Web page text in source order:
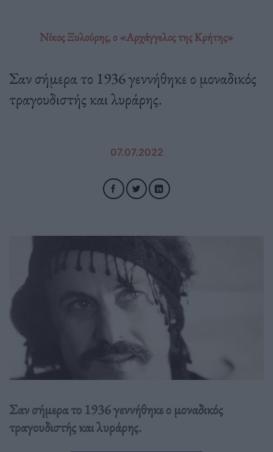
Νίκος Ξυλούρης, ο «Αρχάγγελος της Κρήτης»
Σαν σήμερα το 1936 γεννήθηκε ο μοναδικός
τραγουδιστής και λυράρης.
07.07.2022
Σαν σήμερα το 1936 γεννήθηκε ο μοναδικός
τραγουδιστής και λυράρης.